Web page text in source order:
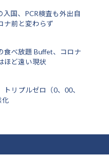
入国、PCR検査も外出自
ナ前と変わらず
食べ放題 Buffet、コロナ
ほど遠い現状
トリプルゼロ（0、00、
化